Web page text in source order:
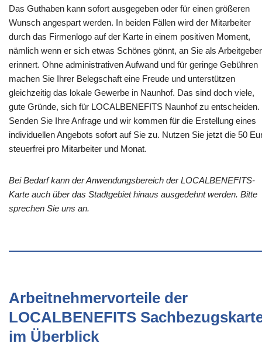
Das Guthaben kann sofort ausgegeben oder für einen größeren
Wunsch angespart werden. In beiden Fällen wird der Mitarbeiter
durch das Firmenlogo auf der Karte in einem positiven Moment,
nämlich wenn er sich etwas Schönes gönnt, an Sie als Arbeitgeber
erinnert. Ohne administrativen Aufwand und für geringe Gebühren
machen Sie Ihrer Belegschaft eine Freude und unterstützen
gleichzeitig das lokale Gewerbe in Naunhof. Das sind doch viele,
gute Gründe, sich für LOCALBENEFITS Naunhof zu entscheiden.
Senden Sie Ihre Anfrage und wir kommen für die Erstellung eines
individuellen Angebots sofort auf Sie zu. Nutzen Sie jetzt die 50
steuerfrei pro Mitarbeiter und Monat.
Bei Bedarf kann der Anwendungsbereich der LOCALBENEFITS-
Karte auch über das Stadtgebiet hinaus ausgedehnt werden. Bitte
sprechen Sie uns an.
Arbeitnehmervorteile der
LOCALBENEFITS
im Überblick